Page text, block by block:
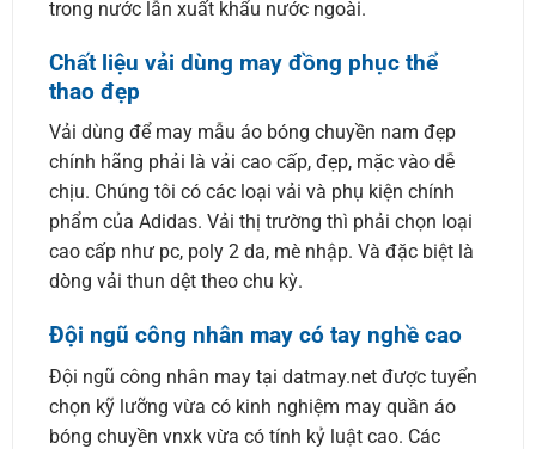
trong nước lẫn xuất khẩu nước ngoài.
Chất liệu vải dùng may đồng phục thể
thao đẹp
Vải dùng để may mẫu áo bóng chuyền nam đẹp
chính hãng phải là vải cao cấp, đẹp, mặc vào dễ
chịu. Chúng tôi có các loại vải và phụ kiện chính
phẩm của Adidas. Vải thị trường thì phải chọn loại
cao cấp như pc, poly 2 da, mè nhập. Và đặc biệt là
dòng vải thun dệt theo chu kỳ.
Đội ngũ công nhân may có tay nghề cao
Đội ngũ công nhân may tại datmay.net được tuyển
chọn kỹ lưỡng vừa có kinh nghiệm may quần áo
bóng chuyền vnxk vừa có tính kỷ luật cao. Các